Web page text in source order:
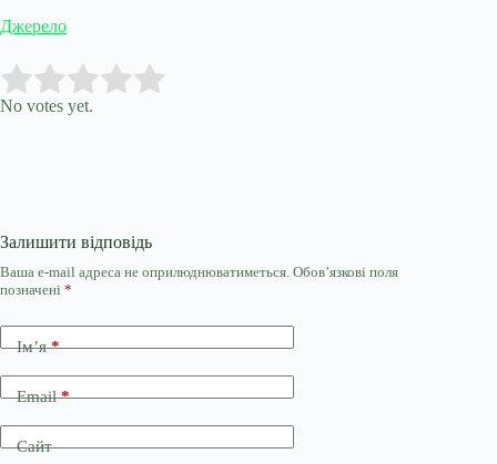
Джерело
Rate this item:
No votes yet.
Залишити відповідь
Ваша e-mail адреса не оприлюднюватиметься. Обов’язкові поля
позначені *
Ім’я*
Email*
Сайт